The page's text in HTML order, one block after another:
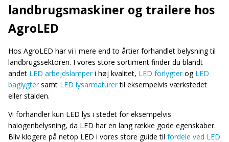
landbrugsmaskiner og trailere hos
AgroLED
Hos AgroLED har vi i mere end to årtier forhandlet belysning til
landbrugssektoren. I vores store sortiment finder du blandt
andet LED arbejdslamperi høj kvalitet, LED forlygterog LED
baglygtersamt LED lysarmaturertil eksempelvis værkstedet
eller stalden.
Vi forhandler kun LED lys i stedet for eksempelvis
halogenbelysning, da LED har en lang række gode egenskaber.
Bliv klogere på netop LED i vores store guide til fordele ved LED